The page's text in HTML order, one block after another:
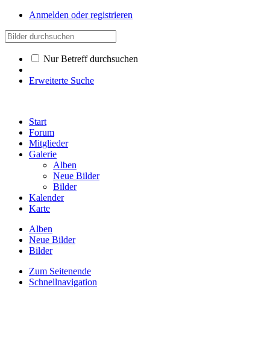
Anmelden oder registrieren
Nur Betreff durchsuchen
Erweiterte Suche
Start
Forum
Mitglieder
Galerie
Alben
Neue Bilder
Bilder
Kalender
Karte
Alben
Neue Bilder
Bilder
Zum Seitenende
Schnellnavigation